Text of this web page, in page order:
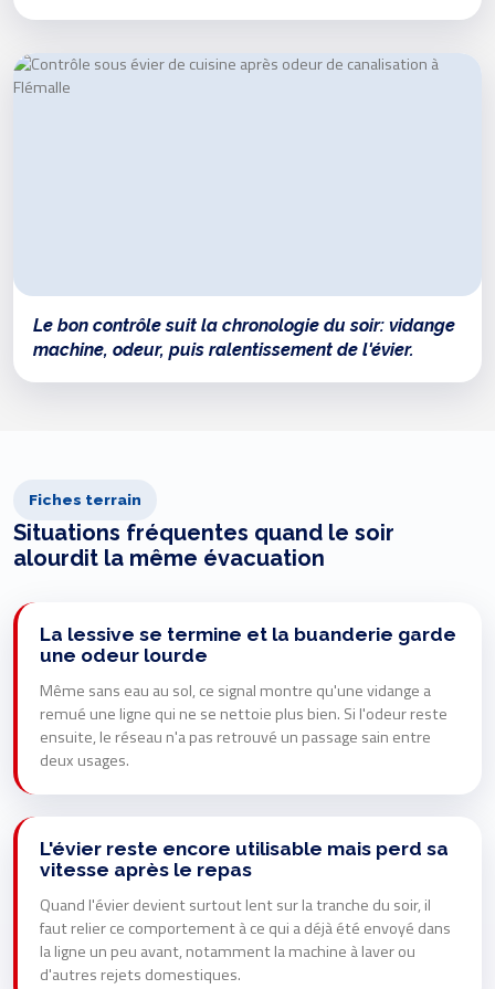
Le bon contrôle suit la chronologie du soir: vidange
machine, odeur, puis ralentissement de l'évier.
Fiches terrain
Situations fréquentes quand le soir
alourdit la même évacuation
La lessive se termine et la buanderie garde
une odeur lourde
Même sans eau au sol, ce signal montre qu'une vidange a
remué une ligne qui ne se nettoie plus bien. Si l'odeur reste
ensuite, le réseau n'a pas retrouvé un passage sain entre
deux usages.
L'évier reste encore utilisable mais perd sa
vitesse après le repas
Quand l'évier devient surtout lent sur la tranche du soir, il
faut relier ce comportement à ce qui a déjà été envoyé dans
la ligne un peu avant, notamment la machine à laver ou
d'autres rejets domestiques.